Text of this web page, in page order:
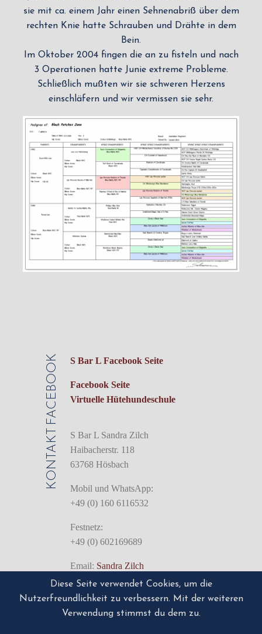
sie mit ca. einem Jahr einen Sehnenabriß über dem
rechten Knie hatte Schrauben und Drähte in dem
Bein.
Im Oktober 2004 fingen die an zu fisteln und nach
3 Operationen hatte Junie extreme Probleme.
Schließlich mußten wir sie schweren Herzens
einschläfern und wir vermissen sie sehr.
FACEBOOK S Bar L Facebook Seite
Facebook Seite
Virtuelle Hütehundeschule
KONTAKT
S Bar L Sandra Zilch
Haibacherstr. 118
63768 Hösbach
Mobil und WhatsApp:
+49 (0) 160 6116532
Festnetz:
+49 (0) 602169689
Email: Sandra Zilch
Impressum/Disclaimer
Diese Seite verwendet Cookies, um die
Nutzerfreundlichkeit zu verbessern. Mit der weiteren
Verwendung stimmst du dem zu.